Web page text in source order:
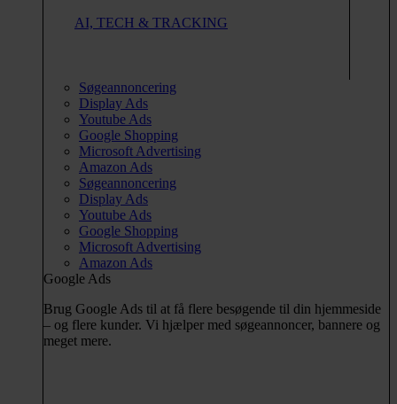
AI, TECH & TRACKING
Søgeannoncering
Display Ads
Youtube Ads
Google Shopping
Microsoft Advertising
Amazon Ads
Søgeannoncering
Display Ads
Youtube Ads
Google Shopping
Microsoft Advertising
Amazon Ads
Google Ads
Brug Google Ads til at få flere besøgende til din hjemmeside
– og flere kunder. Vi hjælper med søgeannoncer, bannere og
meget mere.